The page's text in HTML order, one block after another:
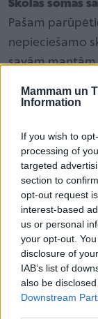
Mammam un
Information
If you wish to
processing of
targeted
section to
opt-out request
interest-based
us or personal
your opt-out.
disclosure of
IAB’s list of
also be
Downstream
Skolas somas
Pašam
nepieciešamo
savām
nepadomā uz
atbildība,
Istabas
Kārtības
saklāšana,
savu istabu kā
saimnieks. Tas
kārtība rada